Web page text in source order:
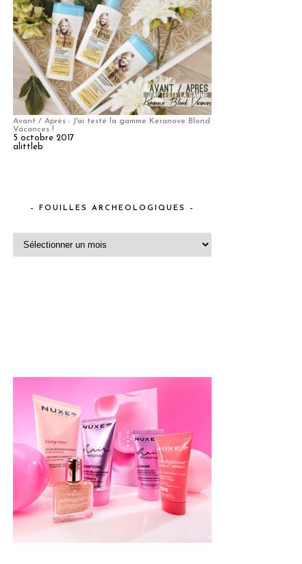
Avant / Après : J'ai testé la gamme Keranove Blond
Vacances !
5 octobre 2017
alittleb
– FOUILLES ARCHEOLOGIQUES –